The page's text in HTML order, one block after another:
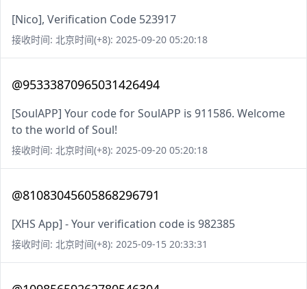
[Nico], Verification Code 523917
接收时间: 北京时间(+8): 2025-09-20 05:20:18
@95333870965031426494
[SoulAPP] Your code for SoulAPP is 911586. Welcome
to the world of Soul!
接收时间: 北京时间(+8): 2025-09-20 05:20:18
@81083045605868296791
[XHS App] - Your verification code is 982385
接收时间: 北京时间(+8): 2025-09-15 20:33:31